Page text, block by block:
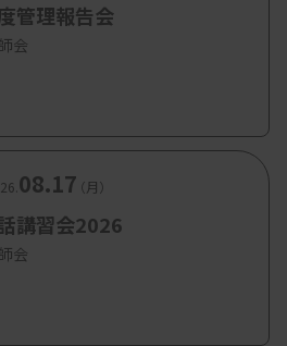
崇先生（会津中央病
（竹田綜合病院）
いて：安田知弘先生（ジア器
管理報告会
会
08.17（月）
講習会2026
会